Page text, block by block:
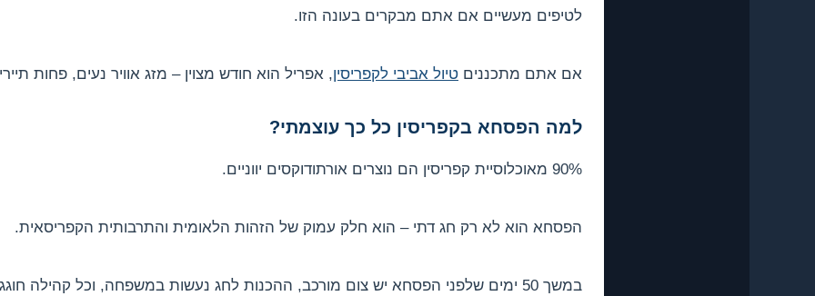
לטיפים מעשיים אם אתם מבקרים בעונה הזו.
אם אתם מתכננים טיול אביבי לקפריסין, אפריל הוא חודש מצוין – מזג אוויר נעים, פחות
למה הפסחא בקפריסין כל כך עוצמתי?
90% מאוכלוסיית קפריסין הם נוצרים אורתודוקסים יווניים.
הפסחא הוא לא רק חג דתי – הוא חלק עמוק של הזהות הלאומית והתרבותית הקפריסאית.
במשך 50 ימים שלפני הפסחא יש צום מורכב, ההכנות לחג נעשות במשפחה, וכל קהילה חוגגת ביחד.